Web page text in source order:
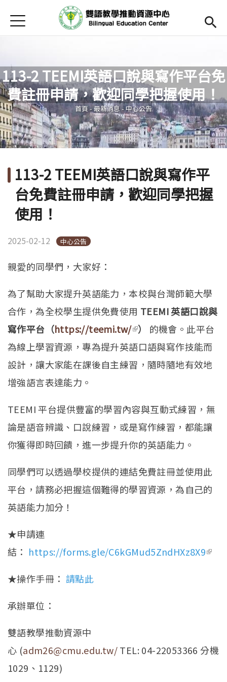
首頁
Open submenu (關於中心)
關於中心
最新消息
Open submenu (教師專區)
教師專區
Open submenu (學生專區)
學生專區
Open submenu (語文研習與活動)
語文研習與活動
English(link is external)
Jump to Navigation
Jump to Main content
113-2 TEEMI英語口說與寫作平台免
費註冊申請，歡迎同學把握使用！
您在這裡
首頁-最新消息- 中心公告
113-2 TEEMI英語口說與寫作平
台免費註冊申請，歡迎同學把握
使用！
2025-02-12 中心公告
親愛的同學們，大家好：
為了幫助大家提升英語能力，本校與台灣師範大學
合作，為全校學生提供免費使用 TEEMI 英語口說與
寫作平台（https://teemi.tw/(link is external)
）
的機會。此平台
為線上學習資源，專為提升英語口語與寫作技能而
設計，讓大家能在課後自主練習，隨時隨地有效地
增強語言表達能力。
TEEMI 平台提供豐富的學習內容與互動式練習，無
論是語音辨識、口說練習，或是寫作練習，都能讓
你獲得即時回饋，進一步提升你的英語能力。
同學們可以透過學校提供的連結免費註冊並使用此
平台，請務必把握這個難得的學習資源，為自己的
英語能力加分！
★申請連
結： https://forms.gle/C6kGMud5ZndHXz8X9(link
★操作手冊： 請點此
承辦單位：
雙語教學推動資源中
心 (adm26@cmu.edu.tw/TEL: 04-22053366 分機
1029、1129)